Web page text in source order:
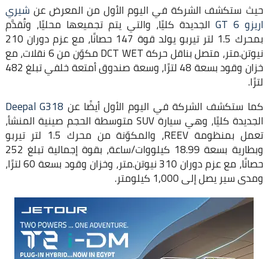
حيث ستكشف الشركة في اليوم الأول من المعرض عن شيري
اريزو 6 GT الجديدة كليًا، والتي يتم تجميعها محليًا، وتُقدَّم
بمحرك 1.5 لتر تيربو يولد قوة 147 حصانًا، مع عزم دوران 210
نيوتن.متر، متصل بناقل حركة DCT WET مكوّن من 6 نقلات، مع
خزان وقود بسعة 48 لترًا، وسعة صندوق أمتعة خلفي تبلغ 482
لترًا.
كما ستكشف الشركة في اليوم الأول أيضًا عن Deepal G318
الجديدة كليًا، وهي سيارة SUV متوسطة الحجم صينية المنشأ،
تعمل بمنظومة REEV، والمكوّنة من محرك 1.5 لتر تيربو
وبطارية بسعة 18.99 كيلووات/ساعة، بقوة إجمالية تبلغ 252
حصانًا، مع عزم دوران 310 نيوتن.متر، وخزان وقود بسعة 60 لترًا،
ومدى سير يصل إلى 1,000 كيلومتر.